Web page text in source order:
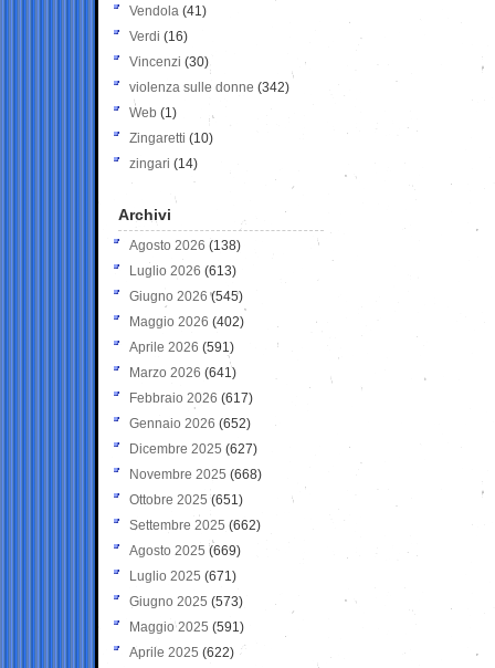
Vendola (41)
Verdi (16)
Vincenzi (30)
violenza sulle donne (342)
Web (1)
Zingaretti (10)
zingari (14)
Archivi
Agosto 2026 (138)
Luglio 2026 (613)
Giugno 2026 (545)
Maggio 2026 (402)
Aprile 2026 (591)
Marzo 2026 (641)
Febbraio 2026 (617)
Gennaio 2026 (652)
Dicembre 2025 (627)
Novembre 2025 (668)
Ottobre 2025 (651)
Settembre 2025 (662)
Agosto 2025 (669)
Luglio 2025 (671)
Giugno 2025 (573)
Maggio 2025 (591)
Aprile 2025 (622)